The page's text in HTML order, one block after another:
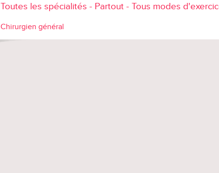
Toutes les spécialités - Partout - Tous modes
Chirurgien général